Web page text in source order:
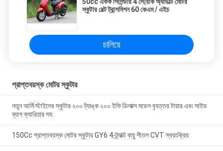
50cc একক সিলিন্ডার 4 স্ট্রোক অ্যাডাল্ট মোটর
স্কুটার বেল্ট ট্রান্সমিশন 60 কেএম / এইচ
চালিয়ে
প্রাপ্তবয়স্ক মোটর স্কুটার
নতুন আর্মি স্টাইলের স্কুটার ২০০ ট্যাঙ্ক ২০০ ইফি ডিলাক্স মডেল বৃহত্তর টায়ার এবং সাইড
ব্যাগ ক্যারিয়ার সহ
150Cc প্রাপ্তবয়স্ক মোটর স্কুটার GY6 4-ট্র্যাক্ট বায়ু শীতল CVT স্বয়ংক্রিয়